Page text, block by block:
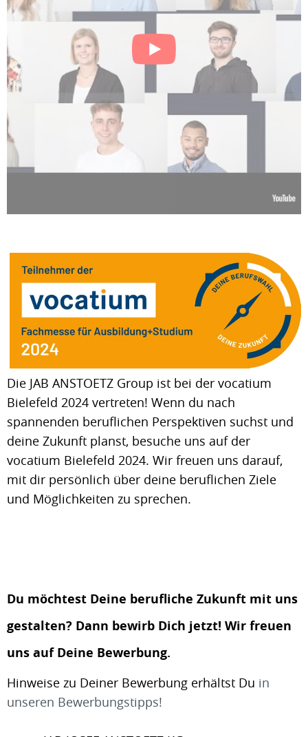
Die JAB ANSTOETZ Group ist bei der vocatium
Bielefeld 2024 vertreten! Wenn du nach
spannenden beruflichen Perspektiven suchst und
deine Zukunft planst, besuche uns auf der
vocatium Bielefeld 2024. Wir freuen uns darauf,
mit dir persönlich über deine beruflichen Ziele
und Möglichkeiten zu sprechen.
Du möchtest Deine berufliche Zukunft mit uns
gestalten? Dann bewirb Dich jetzt! Wir freuen
uns auf Deine Bewerbung.
Hinweise zu Deiner Bewerbung erhältst Du in
unseren Bewerbungstipps!